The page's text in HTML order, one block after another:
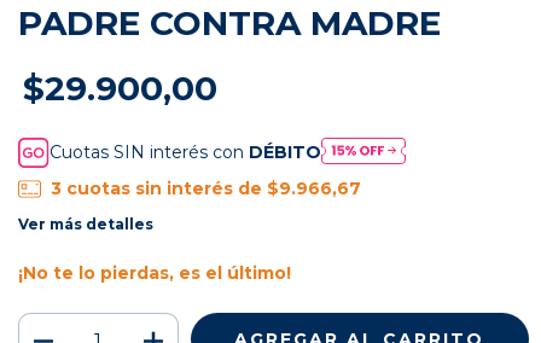
PADRE CONTRA MADRE
$29.900,00
Cuotas SIN interés con DÉBITO
3 cuotas sin interés de $9.966,67
Ver más detalles
¡No te lo pierdas, es el último!